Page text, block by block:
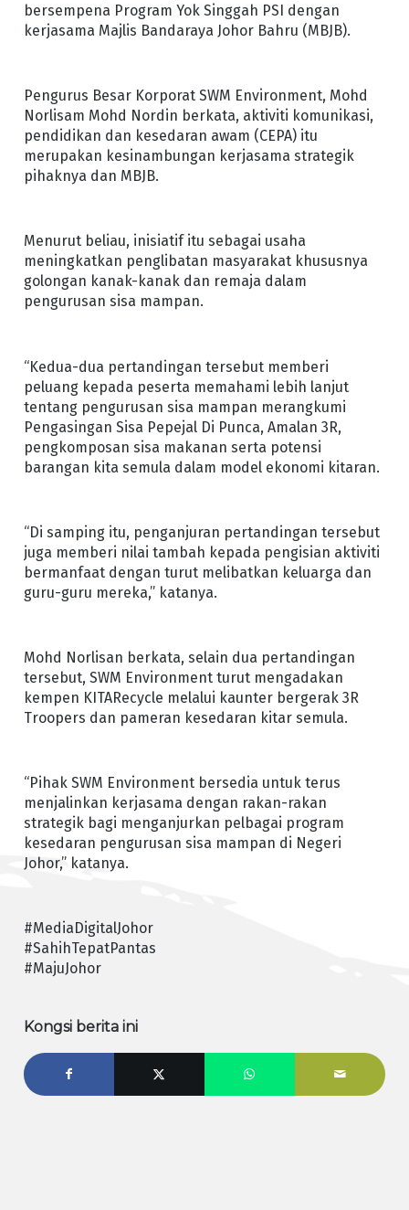
bersempena Program Yok Singgah PSI dengan
kerjasama Majlis Bandaraya Johor Bahru (MBJB).
Pengurus Besar Korporat SWM Environment, Mohd
Norlisam Mohd Nordin berkata, aktiviti komunikasi,
pendidikan dan kesedaran awam (CEPA) itu
merupakan kesinambungan kerjasama strategik
pihaknya dan MBJB.
Menurut beliau, inisiatif itu sebagai usaha
meningkatkan penglibatan masyarakat khususnya
golongan kanak-kanak dan remaja dalam
pengurusan sisa mampan.
“Kedua-dua pertandingan tersebut memberi
peluang kepada peserta memahami lebih lanjut
tentang pengurusan sisa mampan merangkumi
Pengasingan Sisa Pepejal Di Punca, Amalan 3R,
pengkomposan sisa makanan serta potensi
barangan kita semula dalam model ekonomi kitaran.
“Di samping itu, penganjuran pertandingan tersebut
juga memberi nilai tambah kepada pengisian aktiviti
bermanfaat dengan turut melibatkan keluarga dan
guru-guru mereka,” katanya.
Mohd Norlisan berkata, selain dua pertandingan
tersebut, SWM Environment turut mengadakan
kempen KITARecycle melalui kaunter bergerak 3R
Troopers dan pameran kesedaran kitar semula.
“Pihak SWM Environment bersedia untuk terus
menjalinkan kerjasama dengan rakan-rakan
strategik bagi menganjurkan pelbagai program
kesedaran pengurusan sisa mampan di Negeri
Johor,” katanya.
#MediaDigitalJohor
#SahihTepatPantas
#MajuJohor
Kongsi berita ini